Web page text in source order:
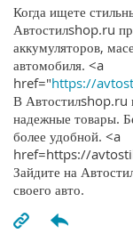
Когда ищете
Автостилshop.ru
аккумуляторов,
автомобиля. <a
href="https://
В Автостилshop.ru
надежные товары.
более удобной. <a
href=https://
Зайдите на
своего авто.